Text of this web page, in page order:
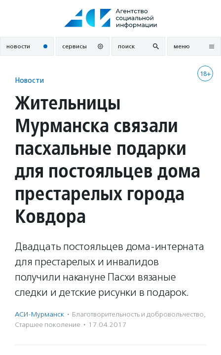
новости сервисы поиск меню
18+
Новости
Жительницы
Мурманска связали
пасхальные подарки
для постояльцев дома
престарелых города
Ковдора
Двадцать постояльцев дома-интерната
для престарелых и инвалидов
получили накануне Пасхи вязаные
следки и детские рисунки в подарок.
АСИ-Мурманск · Благотвори­тель­ность и доброволь­чест­во,
Старшее поколение · 17.04.2017